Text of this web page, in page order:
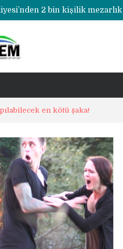
2 bin kişilik
operasyonunda 1
en kötü şaka!